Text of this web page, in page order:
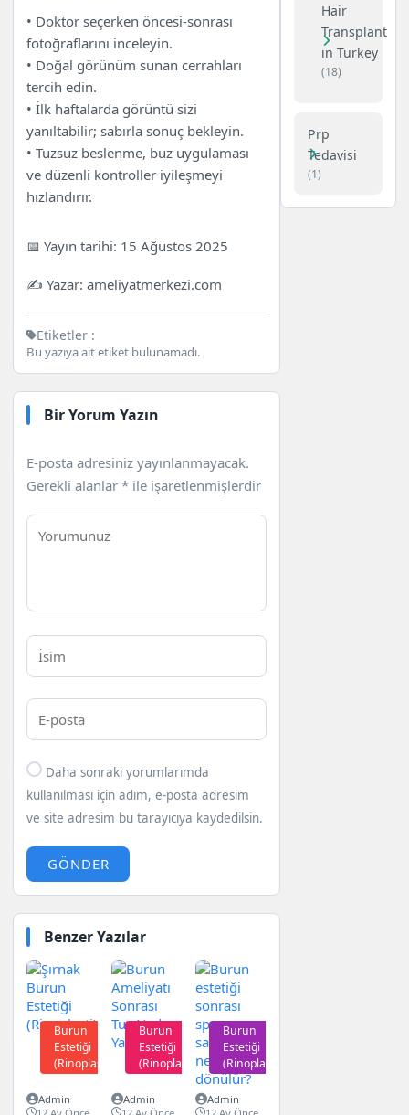
• Doktor seçerken öncesi-sonrası
fotoğraflarını inceleyin.
• Doğal görünüm sunan cerrahları
tercih edin.
• İlk haftalarda görüntü sizi
yanıltabilir; sabırla sonuç bekleyin.
• Tuzsuz beslenme, buz uygulaması
ve düzenli kontroller iyileşmeyi
hızlandırır.
📅 Yayın tarihi: 15 Ağustos 2025
✍️ Yazar: ameliyatmerkezi.com
Etiketler :
Bu yazıya ait etiket bulunamadı.
Bir Yorum Yazın
E-posta adresiniz yayınlanmayacak.
Gerekli alanlar* ile işaretlenmişlerdir
Daha sonraki yorumlarımda
kullanılması için adım, e-posta adresim
ve site adresim bu tarayıcıya kaydedilsin.
GÖNDER
Benzer Yazılar
Burun
Estetiği
(Rinoplasti)
Admin
Burun
Estetiği
(Rinoplasti)
Admin
Burun
Estetiği
(Rinoplasti)
Admin
Hair
Transplant
in Turkey
(18)
Prp
Tedavisi
(1)